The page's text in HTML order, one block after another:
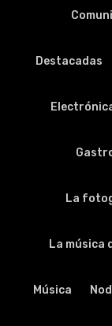
Destacadas
La
La música
Música